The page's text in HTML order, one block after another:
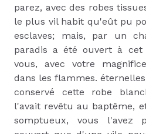
parez, avec des robes
le plus vil habit qu'eût pu
esclaves; mais, par un
paradis a été ouvert à
vous, avec votre
dans les flammes.
conservé cette robe
l'avait revêtu au baptême,
somptueux, vous l'avez